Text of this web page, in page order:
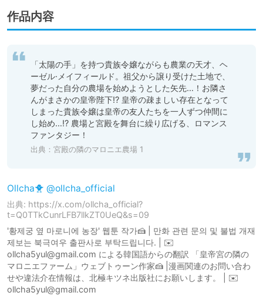
作品内容
「太陽の手」を持つ貴族令嬢ながらも農業の天才、ヘ
ーゼル·メイフィールド。祖父から譲り受けた土地で、
夢だった自分の農場を始めようとした矢先…！お隣さ
んがまさかの皇帝陛下!? 皇帝の疎ましい存在となって
しまった貴族令嬢は皇帝の友人たちを一人ずつ仲間に
し始め…!? 農場と宮殿を舞台に繰り広げる、ロマンス
ファンタジー！
出典： 宮殿の隣のマロニエ農場 1
Ollcha🐥 @ollcha_official
出典: https://x.com/ollcha_official?
t=Q0TTkCunrLFB7llkZT0UeQ&s=09
'황제궁 옆 마로니에 농장' 웹툰 작가🍰 | 만화 관련 문의 및 불법 개재
제보는 북극여우 출판사로 부탁드립니다. | ✉️
ollcha5yul@gmail.com による韓国語からの翻訳 「皇帝宮の隣の
マロニエファーム」ウェブトゥーン作家🍰 |漫画関連のお問い合わ
せや違法介在情報は、北極キツネ出版社にお願いします。 | ✉️
ollcha5yul@gmail.com